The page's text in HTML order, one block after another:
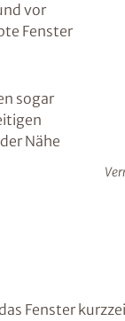
vor
Fenster
sogar
Nähe
Fenster